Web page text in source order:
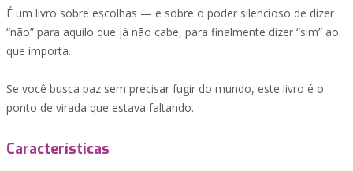
É um livro sobre escolhas — e sobre o poder silencioso de dizer
“não” para aquilo que já não cabe, para finalmente dizer “sim” ao
que importa.
Se você busca paz sem precisar fugir do mundo, este livro é o
ponto de virada que estava faltando.
Características